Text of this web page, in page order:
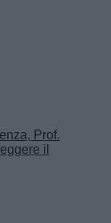
Prof.
il